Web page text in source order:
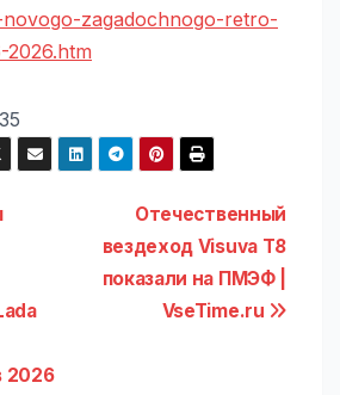
zagadochnogo-retro-
35
Отечественный
вездеход Visuva T8
показали на ПМЭФ |
VseTime.ru
2026